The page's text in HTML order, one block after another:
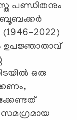
പണ്ഡിതനും
2022)
ഒരു
സമഗ്രമായ